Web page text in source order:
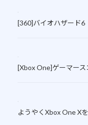
[360]バイオハザード6
[Xbox One]ゲーマー
ようやくXbox One X